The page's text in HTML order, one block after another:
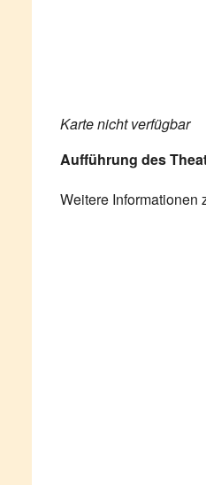
Karte nicht verfügbar
Aufführung des
Weitere Informationen